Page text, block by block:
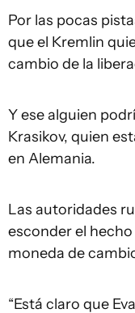
Por las pocas
que el Kremlin
cambio de la
Y ese alguien
Krasikov, quien
en Alemania.
Las autoridades
esconder el
moneda de
“Está claro que